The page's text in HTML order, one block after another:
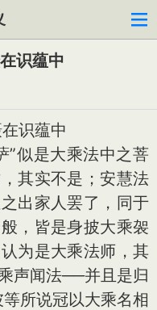
识蕴中
识蕴中
似是大乘法中之菩
其实不是；安慧法
出家人罢了，同于
，皆是身披大乘袈
为是大乘法师，其
声闻法──并且是归
所说冠以大乘名相